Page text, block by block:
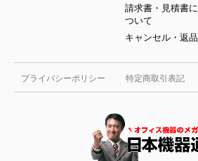
プライバシーポリシー 特定商取引表記
請求書・見積書に
ついて
キャンセル・返品